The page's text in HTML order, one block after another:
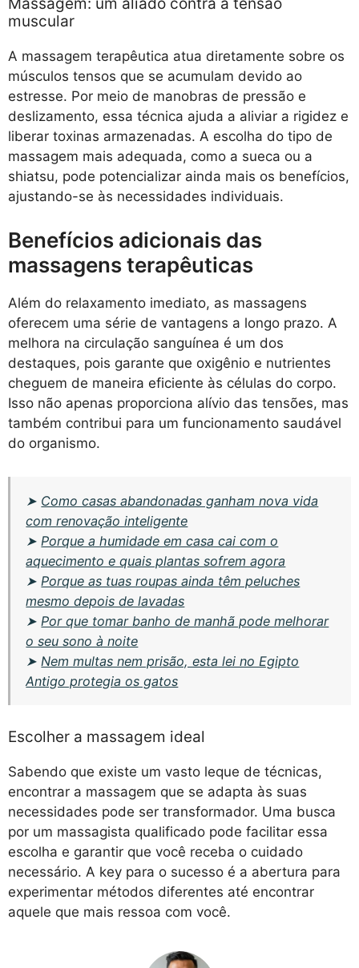
Massagem: um aliado contra a tensão
muscular
A massagem terapêutica atua diretamente sobre os
músculos tensos que se acumulam devido ao
estresse. Por meio de manobras de pressão e
deslizamento, essa técnica ajuda a aliviar a rigidez e
liberar toxinas armazenadas. A escolha do tipo de
massagem mais adequada, como a sueca ou a
shiatsu, pode potencializar ainda mais os benefícios,
ajustando-se às necessidades individuais.
Benefícios adicionais das
massagens terapêuticas
Além do relaxamento imediato, as massagens
oferecem uma série de vantagens a longo prazo. A
melhora na circulação sanguínea é um dos
destaques, pois garante que oxigênio e nutrientes
cheguem de maneira eficiente às células do corpo.
Isso não apenas proporciona alívio das tensões, mas
também contribui para um funcionamento saudável
do organismo.
➤ Como casas abandonadas ganham nova vida
com renovação inteligente
➤ Porque a humidade em casa cai com o
aquecimento e quais plantas sofrem agora
➤ Porque as tuas roupas ainda têm peluches
mesmo depois de lavadas
➤ Por que tomar banho de manhã pode melhorar
o seu sono à noite
➤ Nem multas nem prisão, esta lei no Egipto
Antigo protegia os gatos
Escolher a massagem ideal
Sabendo que existe um vasto leque de técnicas,
encontrar a massagem que se adapta às suas
necessidades pode ser transformador. Uma busca
por um massagista qualificado pode facilitar essa
escolha e garantir que você receba o cuidado
necessário. A key para o sucesso é a abertura para
experimentar métodos diferentes até encontrar
aquele que mais ressoa com você.